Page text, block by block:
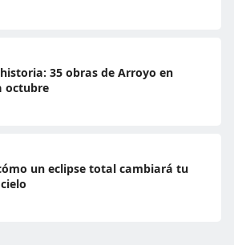
35 obras de Arroyo en
octubre
un eclipse total cambiará tu